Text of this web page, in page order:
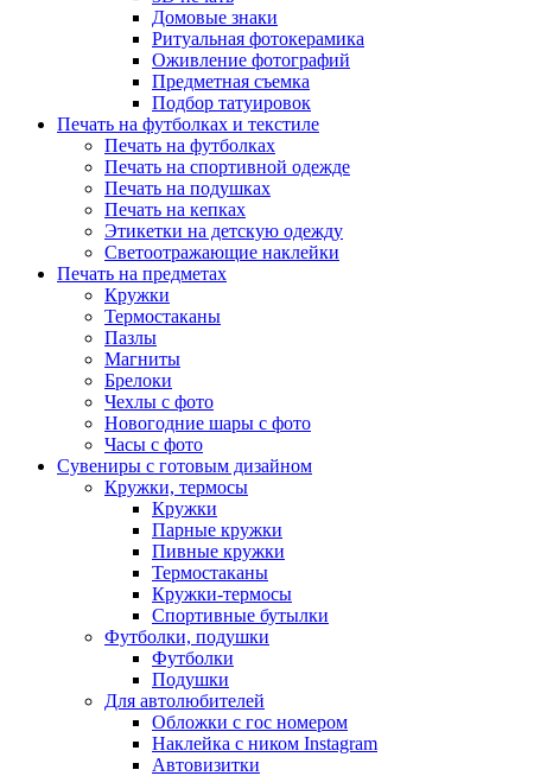
Домовые знаки
Ритуальная фотокерамика
Оживление фотографий
Предметная съемка
Подбор татуировок
Печать на футболках и текстиле
Печать на футболках
Печать на спортивной одежде
Печать на подушках
Печать на кепках
Этикетки на детскую одежду
Светоотражающие наклейки
Печать на предметах
Кружки
Термостаканы
Пазлы
Магниты
Брелоки
Чехлы с фото
Новогодние шары с фото
Часы с фото
Сувениры с готовым дизайном
Кружки, термосы
Кружки
Парные кружки
Пивные кружки
Термостаканы
Кружки-термосы
Спортивные бутылки
Футболки, подушки
Футболки
Подушки
Для автолюбителей
Обложки с гос номером
Наклейка с ником Instagram
Автовизитки